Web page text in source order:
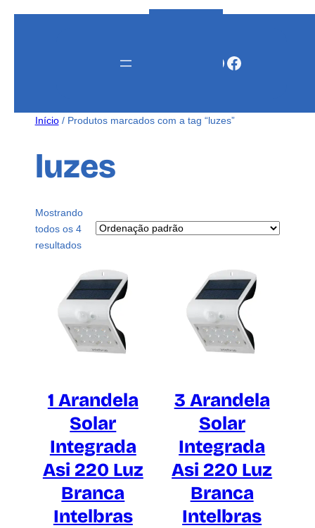
Facebook
Início/ Produtos marcados com a tag “luzes”
luzes
Mostrando
todos os 4
resultados
1 Arandela
Solar
Integrada
Asi 220 Luz
Branca
Intelbras
3 Arandela
Solar
Integrada
Asi 220 Luz
Branca
Intelbras